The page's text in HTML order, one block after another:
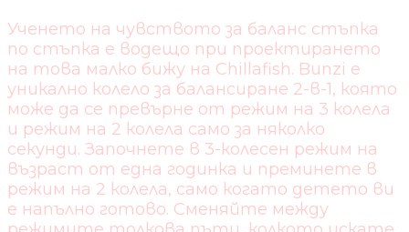
Ученето на чувството за баланс стъпка
по стъпка е водещо при проектирането
на това малко бижу на Chillafish. Bunzi е
уникално колело за балансиране 2-в-1, която
може да се превърне от режим на 3 колела
и режим на 2 колела само за няколко
секунди. Започнете в 3-колесен режим на
възраст от една годинка и преминете в
режим на 2 колела, само когато детето ви
е напълно готово. Сменяйте между